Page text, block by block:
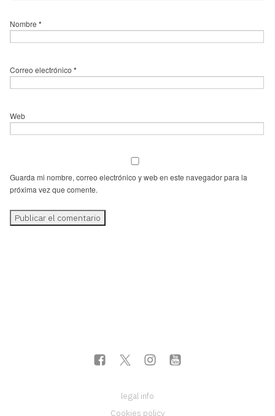
Nombre *
Correo electrónico *
Web
Guarda mi nombre, correo electrónico y web en este navegador para la
próxima vez que comente.
legal info
Cookies policy